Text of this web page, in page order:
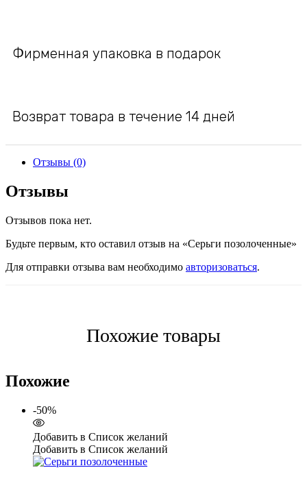
Фирменная упаковка в подарок
Возврат товара в течение 14 дней
Отзывы (0)
Отзывы
Отзывов пока нет.
Будьте первым, кто оставил отзыв на «Серьги позолоченные»
Для отправки отзыва вам необходимо авторизоваться.
Похожие товары
Похожие
-50%
Добавить в Список желаний
Добавить в Список желаний